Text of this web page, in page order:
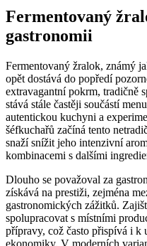
Fermentovaný
gastronomii
Fermentovaný žralok, známý
opět dostává do popředí
extravagantní pokrm, tradičně
stává stále častěji součástí
autentickou kuchyni a
šéfkuchařů začíná tento
snaží snížit jeho intenzivní
kombinacemi s dalšími
Dlouho se považoval za
získává na prestiži, zejména
gastronomických zážitků.
spolupracovat s místními
přípravy, což často přispívá i k
ekonomiky. V moderních